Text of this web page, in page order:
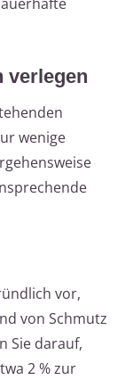
verlegen
wenige
vor,
von Schmutz
Sie darauf,
2 % zur